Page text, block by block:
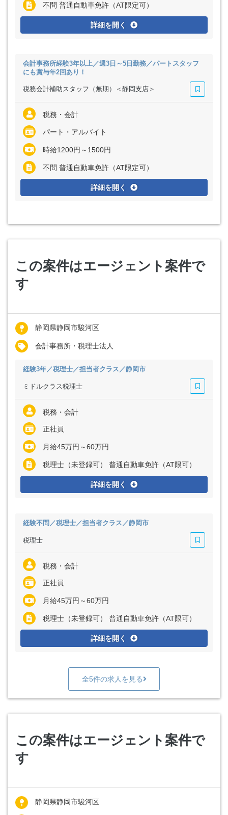
不問 普通自動車免許（AT限定可）
詳細を開く
会計事務所経験3年以上／週3日～5日勤務／パートスタッフ
にも賞与年2回あり！
税務会計補助スタッフ（無期）＜静岡支店＞
税務・会計
パート・アルバイト
時給1200円～1500円
不問 普通自動車免許（AT限定可）
詳細を開く
この案件はエージェント案件で
す
静岡県静岡市駿河区
会計事務所・税理士法人
経験3年／税理士／担当者クラス／静岡市
ミドルクラス税理士
税務・会計
正社員
月給45万円～60万円
税理士（未登録可） 普通自動車免許（AT限可）
詳細を開く
経験不問／税理士／担当者クラス／静岡市
税理士
税務・会計
正社員
月給45万円～60万円
税理士（未登録可） 普通自動車免許（AT限可）
詳細を開く
全5件の求人を見る
この案件はエージェント案件で
す
静岡県静岡市駿河区